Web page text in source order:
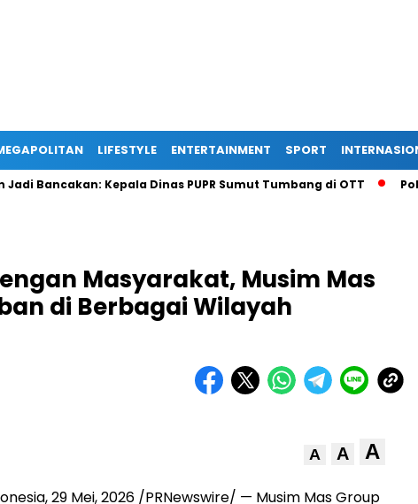
LIFESTYLE ENTERTAINMENT SPORT
Bancakan: Kepala Dinas PUPR Sumut Tumbang di OTT Polisi
Masyarakat, Musim Mas
di Berbagai Wilayah
A A A
,29 Mei, 2026 /PRNewswire/ — Musim Mas Group